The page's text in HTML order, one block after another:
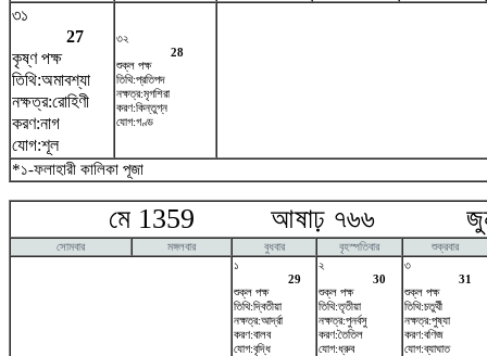
৩১
27
কৃষ্ণ পক্ষ
তিথি:অমাবশ্যা
নক্ষত্র:রোহিণী
করণ:নাগ
যোগ:শূল
৩২
28
শুক্ল পক্ষ
তিথি:প্রতিপদ
নক্ষত্র:মৃগশিরা
করণ:কিন্তুগ্ন
যোগ:গণ্ড
*১-ফলাহারী কালিকা পূজা
মে 1359 আষাঢ় ৭৬৬ জুন
সোমবার মঙ্গলবার বুধবার বৃহস্পতিবার
শুক্রবার
১
29
শুক্ল পক্ষ
তিথি:দ্বিতীয়া
নক্ষত্র:আর্দ্রা
করণ:বালব
যোগ:বৃদ্ধি
২
30
শুক্ল পক্ষ
তিথি:তৃতীয়া
নক্ষত্র:পুনর্বসু
করণ:তৈতিল
যোগ:ধ্রুব
৩
31
শুক্ল পক্ষ
তিথি:চতুর্থী
নক্ষত্র:পুষ্যা
করণ:বণিজ
যোগ:ব্যাঘাত